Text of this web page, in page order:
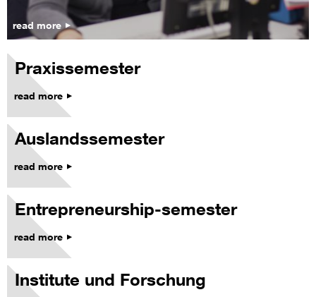
read more
Praxissemester
read more
Auslandssemester
read more
Entrepreneurship-semester
read more
Institute und Forschung